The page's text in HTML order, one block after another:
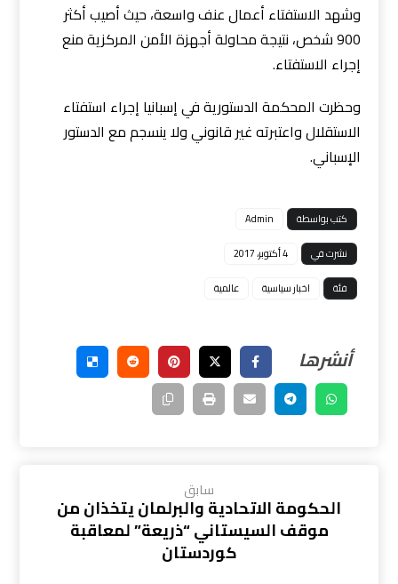
وشهد الاستفتاء أعمال عنف واسعة، حيث أصيب أكثر
900 شخص، نتيجة محاولة أجهزة الأمن المركزية منع
إجراء الاستفتاء.
وحظرت المحكمة الدستورية في إسبانيا إجراء استفتاء
الاستقلال واعتبرته غير قانوني ولا ينسجم مع الدستور
الإسباني.
كتب بواسطة
Admin
نشرت في
4 أكتوبر، 2017
فئة
اخبار سياسية عالمية
سابق
الحكومة الاتحادية والبرلمان يتخذان من
موقف السيستاني “ذريعة” لمعاقبة
كوردستان